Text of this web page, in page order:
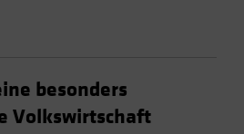
besonders
Volkswirtschaft